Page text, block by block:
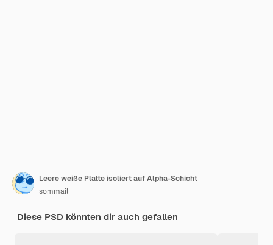
Leere weiße Platte isoliert auf Alpha-Schicht
sommail
Diese PSD könnten dir auch gefallen